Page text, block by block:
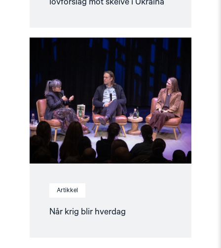
lovforslag mot skeive i Ukraina
Artikkel
Når krig blir hverdag
Read
article
"Når
blir
hverdag"